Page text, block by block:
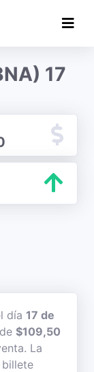
17
día 17 de
$109,50
La